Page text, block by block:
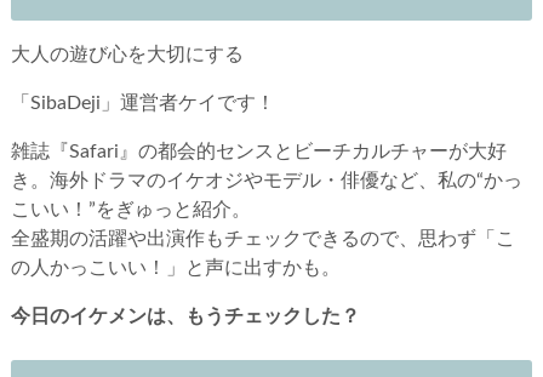
大人の遊び心を大切にする
「SibaDeji」運営者ケイです！
雑誌『Safari』の都会的センスとビーチカルチャーが大好
き。海外ドラマのイケオジやモデル・俳優など、私の“かっ
こいい！”をぎゅっと紹介。
全盛期の活躍や出演作もチェックできるので、思わず「こ
の人かっこいい！」と声に出すかも。
今日のイケメンは、もうチェックした？